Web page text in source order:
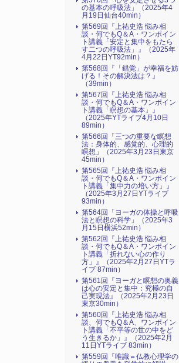
の基本の呼吸法」（2025年4
月19日仙台40min）
第569回『上祐史浩 悩み相
談・何でもQ＆A・ワンポイン
ト講義「安定と集中をもたら
す二つの呼吸法」』（2025年
4月22日YT92min）
第568回『「錯覚」が幸福を妨
げる！その解決法は？』
（39min）
第567回『上祐史浩 悩み相
談・何でもQ＆A・ワンポイン
ト講義「瞑想の基本」』
（2025年YTライブ4月10日
89min）
第566回「三つの重要な瞑想
法：身体的、感覚的、心理的
瞑想」（2025年3月23日東京
45min）
第565回『上祐史浩 悩み相
談・何でもQ＆A・ワンポイン
ト講義「集中力の培い方」』
（2025年3月27日YTライブ
93min）
第564回「ヨーガの体操と呼吸
法と瞑想の科学」（2025年3
月15日横浜52min）
第562回『上祐史浩 悩み相
談・何でもQ＆A・ワンポイン
ト講義「折れない心の作り
方」』（2025年2月27日YTラ
イブ 87min）
第561回『ヨーガと瞑想の奥義
は心の安定と集中：究極の自
己実現法』（2025年2月23日
東京30min）
第560回『上祐史浩 悩み相
談、何でもQ＆A、ワンポイン
ト講義「不平等の世の中をど
う生きるか」』（2025年2月
11日YTライブ 83min）
第559回『唯識＝仏教心理学の